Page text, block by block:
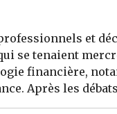
et
se tenaient
financière,
Après les